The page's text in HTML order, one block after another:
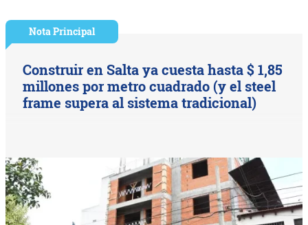
Nota Principal
Construir en Salta ya cuesta hasta $ 1,85
millones por metro cuadrado (y el steel
frame supera al sistema tradicional)